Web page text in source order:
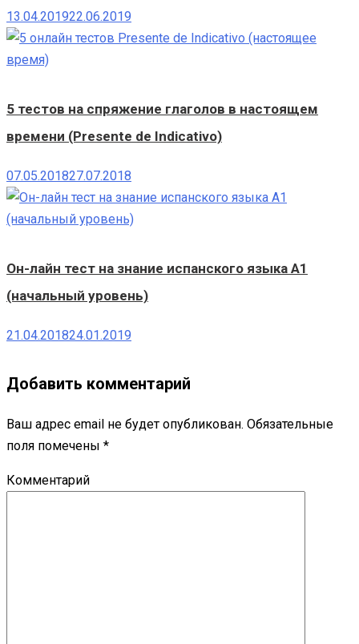
13.04.201922.06.2019
5 тестов на спряжение глаголов в настоящем
времени (Presente de Indicativo)
07.05.201827.07.2018
Он-лайн тест на знание испанского языка A1
(начальный уровень)
21.04.201824.01.2019
Добавить комментарий
Ваш адрес email не будет опубликован. Обязательные
поля помечены *
Комментарий